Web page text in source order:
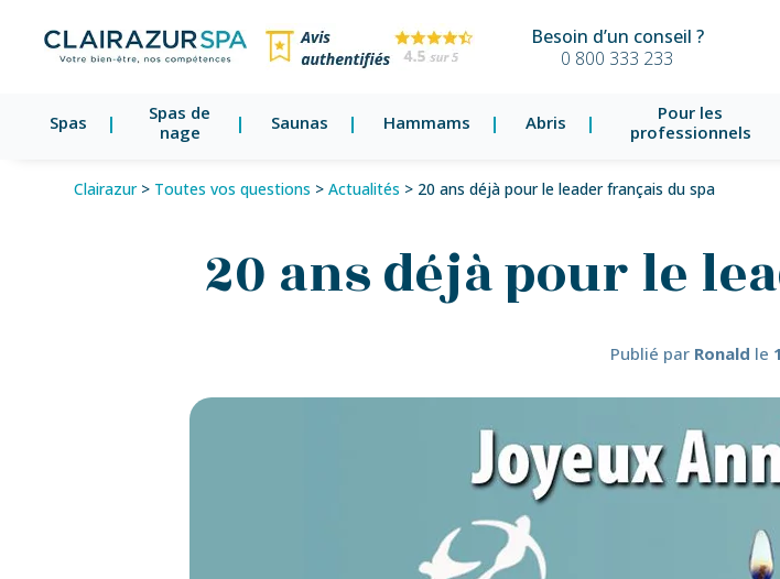
Besoin d’un conseil ?
0 800 333 233
Spas
Spas de
nage
Saunas Hammams Abris
Pour les
professionnels
Clairazur> Toutes vos questions >Actualités > 20 ans déjà pour le leader français du spa
20 ans déjà pour le
Publié par Ronald le